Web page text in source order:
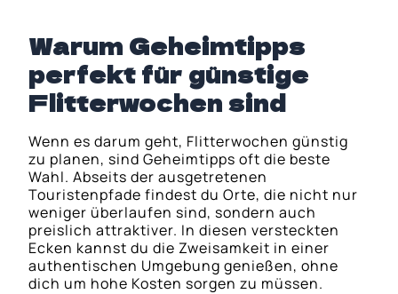
Warum Geheimtipps
perfekt für günstige
Flitterwochen sind
Wenn es darum geht, Flitterwochen günstig
zu planen, sind Geheimtipps oft die beste
Wahl. Abseits der ausgetretenen
Touristenpfade findest du Orte, die nicht nur
weniger überlaufen sind, sondern auch
preislich attraktiver. In diesen versteckten
Ecken kannst du die Zweisamkeit in einer
authentischen Umgebung genießen, ohne
dich um hohe Kosten sorgen zu müssen.